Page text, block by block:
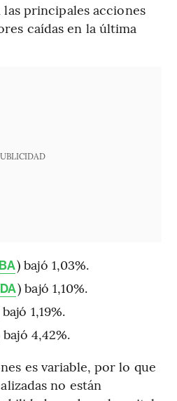
las principales acciones
caídas en la última
BA) bajó 1,03%.
) bajó 1,10%.
bajó 1,19%.
bajó 4,42%.
es variable, por lo que
no están